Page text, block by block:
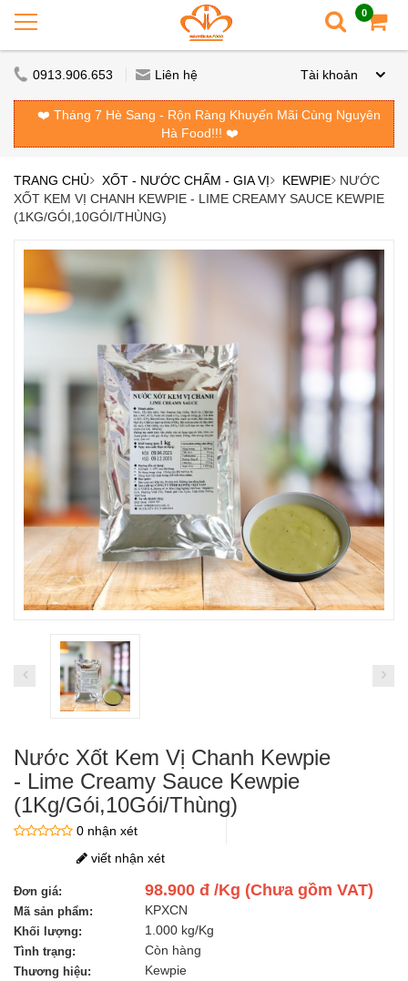
0
0913.906.653 Liên hệ Tài khoản
❤️ Tháng 7 Hè Sang - Rộn Ràng Khuyến Mãi Cùng Nguyên
Hà Food!!! ❤️
TRANG CHỦ XỐT - NƯỚC CHẤM - GIA VỊ KEWPIE
NƯỚC
XỐT KEM VỊ CHANH KEWPIE - LIME CREAMY SAUCE KEWPIE
(1KG/GÓI,10GÓI/THÙNG)
Nước Xốt Kem Vị Chanh Kewpie
- Lime Creamy Sauce Kewpie
(1Kg/Gói,10Gói/Thùng)
0 nhận xét
viết nhận xét
Đơn giá: 98.900 đ /Kg (Chưa gồm VAT)
Mã sản phẩm: KPXCN
Khối lượng: 1.000 kg/Kg
Tình trạng: Còn hàng
Thương hiệu: Kewpie